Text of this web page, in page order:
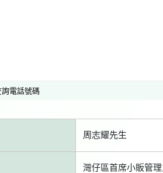
電話號碼
周志耀先生
灣仔區首席小販管